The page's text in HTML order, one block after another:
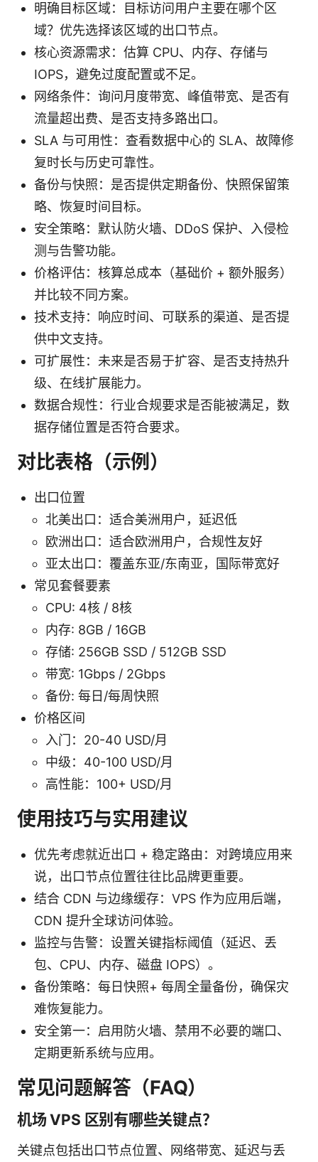
明确目标区域：目标访问用户主要在哪个区
域？优先选择该区域的出口节点。
核心资源需求：估算 CPU、内存、存储与
IOPS，避免过度配置或不足。
网络条件：询问月度带宽、峰值带宽、是否有
流量超出费、是否支持多路出口。
SLA 与可用性：查看数据中心的 SLA、故障修
复时长与历史可靠性。
备份与快照：是否提供定期备份、快照保留策
略、恢复时间目标。
安全策略：默认防火墙、DDoS 保护、入侵检
测与告警功能。
价格评估：核算总成本（基础价 + 额外服务）
并比较不同方案。
技术支持：响应时间、可联系的渠道、是否提
供中文支持。
可扩展性：未来是否易于扩容、是否支持热升
级、在线扩展能力。
数据合规性：行业合规要求是否能被满足，数
据存储位置是否符合要求。
对比表格（示例）
出口位置
北美出口：适合美洲用户，延迟低
欧洲出口：适合欧洲用户，合规性友好
亚太出口：覆盖东亚/东南亚，国际带宽好
常见套餐要素
CPU: 4核 / 8核
内存: 8GB / 16GB
存储: 256GB SSD / 512GB SSD
带宽: 1Gbps / 2Gbps
备份: 每日/每周快照
价格区间
入门：20-40 USD/月
中级：40-100 USD/月
高性能：100+ USD/月
使用技巧与实用建议
优先考虑就近出口 + 稳定路由：对跨境应用来
说，出口节点位置往往比品牌更重要。
结合 CDN 与边缘缓存：VPS 作为应用后端，
CDN 提升全球访问体验。
监控与告警：设置关键指标阈值（延迟、丢
包、CPU、内存、磁盘 IOPS）。
备份策略：每日快照+ 每周全量备份，确保灾
难恢复能力。
安全第一：启用防火墙、禁用不必要的端口、
定期更新系统与应用。
常见问题解答（FAQ）
机场 VPS 区别有哪些关键点？
关键点包括出口节点位置、网络带宽、延迟与丢